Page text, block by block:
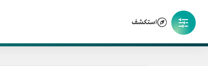
استكشف